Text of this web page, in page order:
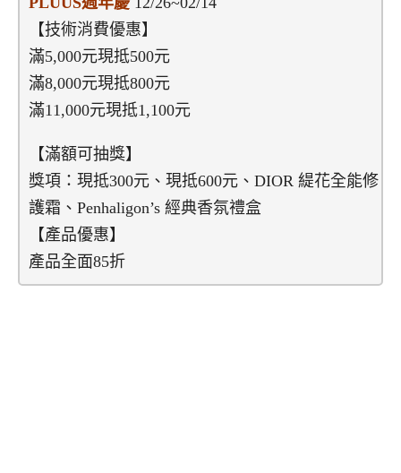
【技術消費優惠】
滿5,000元現抵500元
滿8,000元現抵800元
滿11,000元現抵1,100元
【滿額可抽獎】
獎項：現抵300元、現抵600元、DIOR 緹花全能修
護霜、Penhaligon’s 經典香氛禮盒
【產品優惠】
產品全面85折